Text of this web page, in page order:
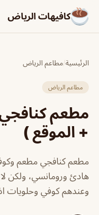
كافيهات الرياض
الرئيسية/مطاعم الرياض
مطاعم الرياض
مطعم كنافجي
+ الموقع )
مطعم كنافجي مطعم
هادئ ورومانسي، ولكن
وعندهم كوفي وحلويات